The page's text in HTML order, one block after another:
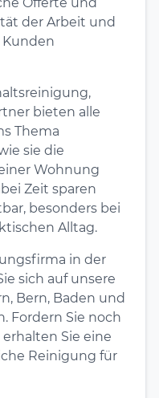
der Arbeit und
bieten alle
Thema
sie die
Wohnung
Zeit sparen
besonders bei
Alltag.
in der
sich auf unsere
Bern, Baden und
Fordern Sie noch
Sie eine
Reinigung für